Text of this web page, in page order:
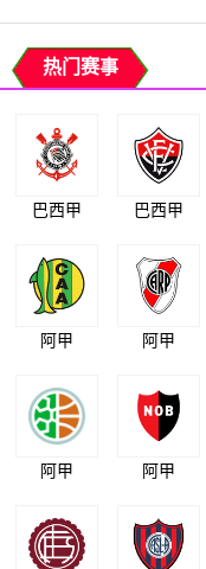
热门赛事
巴西甲 巴西甲
阿甲 阿甲
阿甲 阿甲